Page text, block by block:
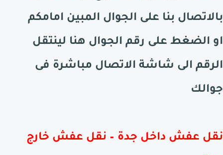
بالاتصال بنا على الجوال المبين امامكم
او الضغط على رقم الجوال هنا لينتقل
الرقم الى شاشة الاتصال مباشرة فى
جوالك
نقل عفش داخل جدة – نقل عفش خارج